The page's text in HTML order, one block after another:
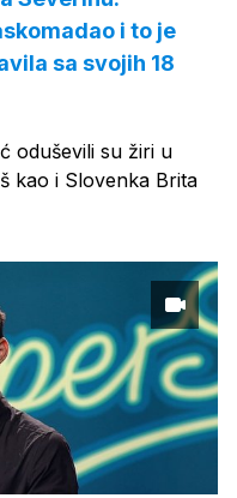
i to je
sa svojih 18
oduševili su žiri u
kao i Slovenka Brita